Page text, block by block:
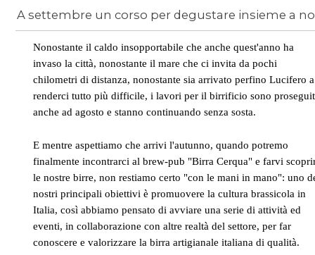
Nonostante il caldo insopportabile che anche quest'anno ha
invaso la città, nonostante il mare che ci invita da pochi
chilometri di distanza, nonostante sia arrivato perfino Lucifero a
renderci tutto più difficile, i lavori per il birrificio sono
anche ad agosto e stanno continuando senza sosta.
E mentre aspettiamo che arrivi l'autunno, quando potremo
finalmente incontrarci al brew-pub "Birra Cerqua" e farvi
le nostre birre, non restiamo certo "con le mani in mano": uno
nostri principali obiettivi è promuovere la cultura brassicola in
Italia, così abbiamo pensato di avviare una serie di attività ed
eventi, in collaborazione con altre realtà del settore, per far
conoscere e valorizzare la birra artigianale italiana di qualità.